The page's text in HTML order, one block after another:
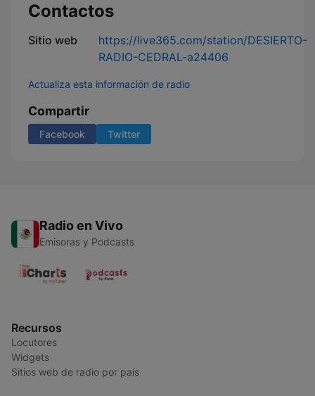
Contactos
Sitio web
https://live365.com/station/DESIERTO-
RADIO-CEDRAL-a24406
Actualiza esta información de radio
Compartir
Facebook Twitter
Radio en Vivo
Emisoras y Podcasts
Recursos
Locutores
Widgets
Sitios web de radio por país